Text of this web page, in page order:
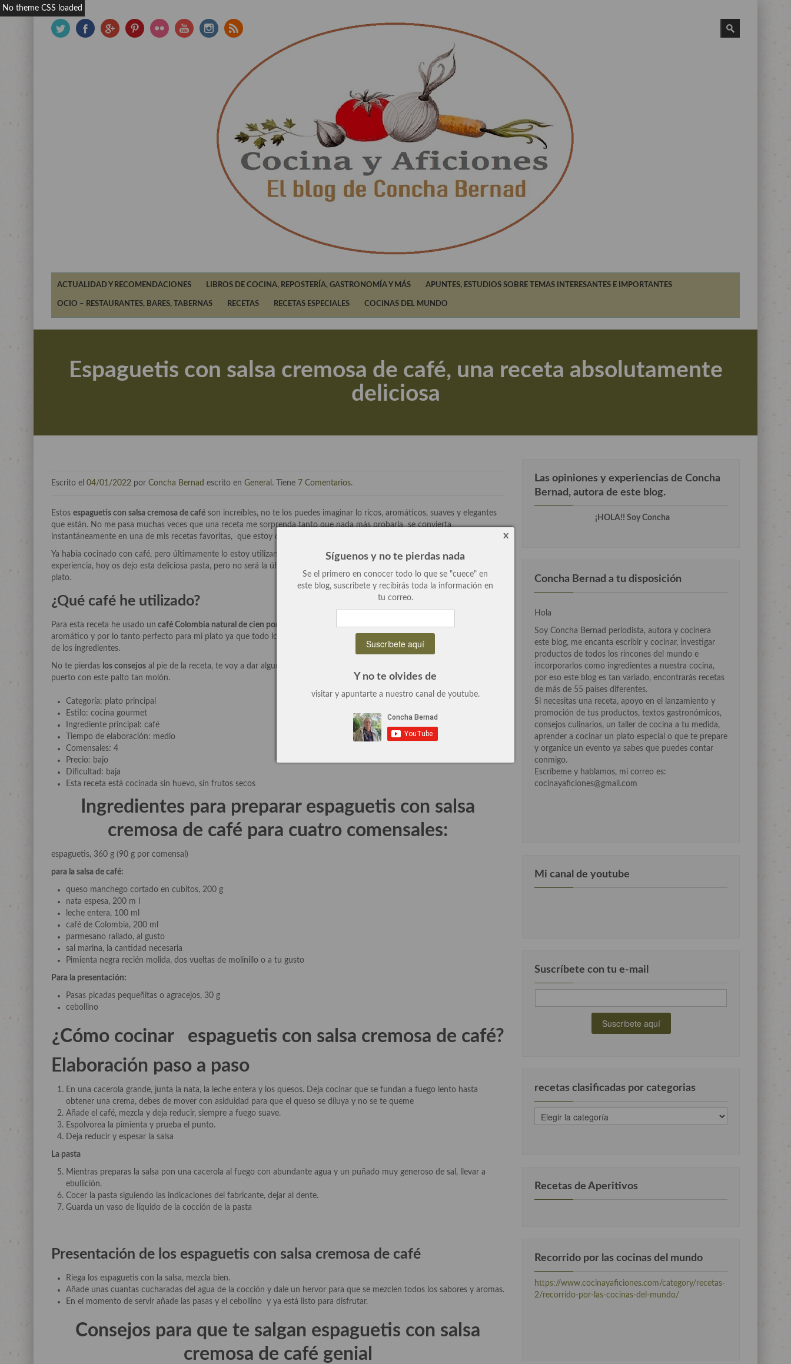
ACTUALIDAD Y RECOMENDACIONES LIBROS DE COCINA, REPOSTERÍA, GASTRONOMÍA Y MÁS APUNTES, ESTUDIOS SOBRE TEMAS INTERESANTES E IMPORTANTES
OCIO – RESTAURANTES, BARES, TABERNAS RECETAS RECETAS ESPECIALES COCINAS DEL MUNDO
Espaguetis con salsa cremosa de café, una receta absolutamente
deliciosa
Escrito el 04/01/2022 por Concha Bernad escrito en General . Tiene 7 Comentarios.
Estos espaguetis con salsa cremosa de café son increíbles, no te los puedes imaginar lo ricos, aromáticos, suaves y elegantes
que están. No me pasa muchas veces que una receta me sorprenda tanto que nada más probarla se convierta
instantáneamente en una de mis recetas favoritas, que estoy dispuesta a repetir cuando sea menester.
Ya había cocinado con café, pero últimamente lo estoy utilizando con diferentes ingredientes y me ha encantado la
experiencia, hoy os dejo esta deliciosa pasta, pero no será la última en la que el este súper ingrediente sea la estrella de mi
plato.
¿Qué café he utilizado?
Para esta receta he usado un café Colombia natural de cien por cien arábica
que es mi favorito, me parece muy suave y
aromático y por lo tanto perfecto para mi plato ya que todo lo que le aporta es adecuado y marida de maravilla con el resto
de los ingredientes.
No te pierdas los consejos al pie de la receta, te voy a dar algunas pautas y trucos que te vendrán genial para llegar a buen
puerto con este palto tan molón.
Categoría: plato principal
Estilo: cocina gourmet
Ingrediente principal: café
Tiempo de elaboración: medio
Comensales: 4
Precio: bajo
Dificultad: baja
Esta receta está cocinada sin huevo, sin frutos secos
Ingredientes para prepararespaguetis con salsa
cremosa de café para cuatro comensales:
espaguetis, 360 g (90 g por comensal)
para la salsa de café:
queso manchego cortado en cubitos, 200 g
nata espesa, 200 m l
leche entera, 100 ml
café de Colombia, 200 ml
parmesano rallado, al gusto
sal marina, la cantidad necesaria
Pimienta negra recién molida, dos vueltas de molinillo o a tu gusto
Para la presentación:
Pasas picadas pequeñitas o agracejos, 30 g
cebollino
¿Cómo cocinar espaguetis con salsa cremosa de café?
Elaboración paso a paso
En una cacerola grande, junta la nata, la leche entera y los quesos. Deja cocinar que se fundan a fuego lento hasta
obtener una crema, debes de mover con asiduidad para que el queso se diluya y no se te queme
Añade el café, mezcla y deja reducir, siempre a fuego suave.
Espolvorea la pimienta y prueba el punto.
Deja reducir y espesar la salsa
La pasta
Mientras preparas la salsa pon una cacerola al fuego con abundante agua y un puñado muy generoso de sal, llevar a
ebullición.
Cocer la pasta siguiendo las indicaciones del fabricante, dejar al dente.
Guarda un vaso de líquido de la cocción de la pasta
Presentación de los espaguetis con salsa cremosa de café
Riega los espaguetis con la salsa, mezcla bien.
Añade unas cuantas cucharadas del agua de la cocción y dale un hervor para que se mezclen todos los sabores y aromas.
En el momento de servir añade las pasas y el cebollino y ya está listo para disfrutar.
Consejos para que te salgan espaguetis con salsa
cremosa de café genial
Las opiniones y experiencias de Concha
Bernad, autora de este blog.
¡HOLA!! Soy Concha
Concha Bernad a tu disposición
Hola
Soy Concha Bernad periodista, autora y cocinera
este blog, me encanta escribir y cocinar, investigar
productos de todos los rincones del mundo e
incorporarlos como ingredientes a nuestra cocina,
por eso este blog es tan variado, encontrarás recetas
de más de 55 países diferentes.
Si necesitas una receta, apoyo en el lanzamiento y
promoción de tus productos, textos gastronómicos,
consejos culinarios, un taller de cocina a tu medida,
aprender a cocinar un plato especial o que te prepare
y organice un evento ya sabes que puedes contar
conmigo.
Escríbeme y hablamos, mi correo es:
cocinayaficiones@gmail.com
Mi canal de youtube
Suscríbete con tu e-mail
recetas clasificadas por categorias
recetas
clasificadas
Recetas de Aperitivos
Recorrido por las cocinas del mundo
https://www.cocinayaficiones.com/category/recetas-
2/recorrido-por-las-cocinas-del-mundo/
x
Síguenos y no te pierdas nada
Se el primero en conocer todo lo que se "cuece" en
este blog, suscribete y recibirás toda la información en
tu correo.
Y no te olvides de
visitar y apuntarte a nuestro canal de youtube.
No theme CSS loaded